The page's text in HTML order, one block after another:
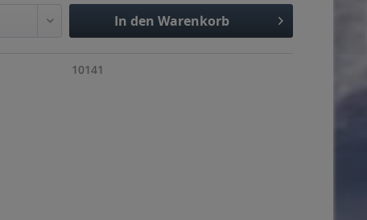
In den Warenkorb
10141